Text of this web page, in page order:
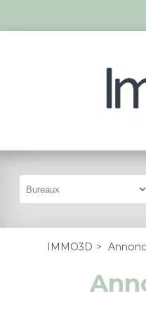
IMMO3D >